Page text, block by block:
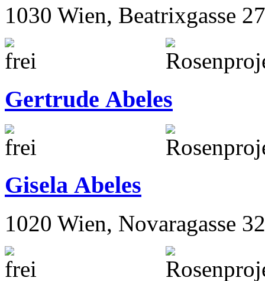
1030 Wien, Beatrixgasse
Gertrude Abeles
Gisela Abeles
1020 Wien, Novaragasse